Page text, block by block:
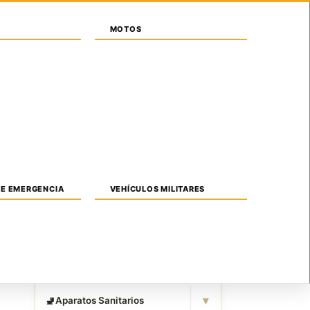
MOTOS
EMERGENCIA VEHÍCULOS MILITARES
Bloques dinamicos
🚽Aparatos Sanitarios ▾